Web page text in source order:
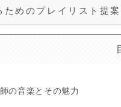
めのプレイリスト提案
の音楽とその魅力